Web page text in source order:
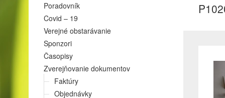
Poradovník
Covid – 19
Verejné obstarávanie
Sponzori
Časopisy
Zverejňovanie dokumentov
Faktúry
Objednávky